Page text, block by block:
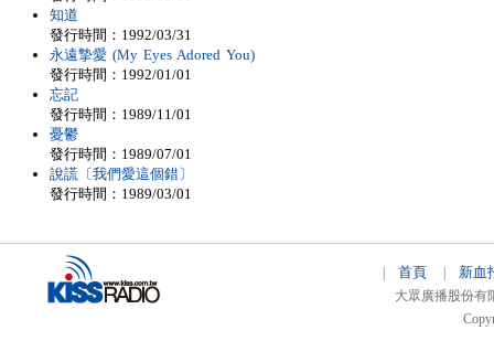
知道
發行時間：1992/03/31
永遠摯愛 (My Eyes Adored You)
發行時間：1992/01/01
忘記
發行時間：1989/11/01
憂鬱
發行時間：1989/07/01
說謊〔我們愛這個錯〕
發行時間：1989/03/01
| 首頁| 新血
大眾廣播股份有